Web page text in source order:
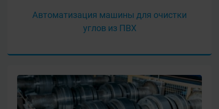
Автоматизация машины для очистки
углов из ПВХ